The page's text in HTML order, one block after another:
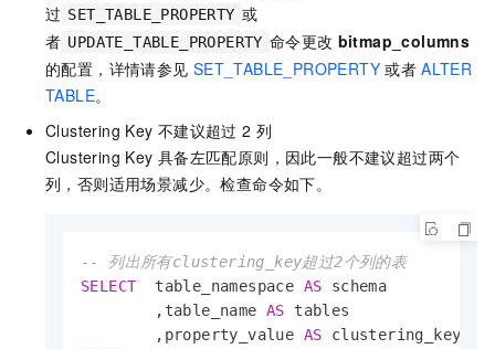
过 SET_TABLE_PROPERTY 或
者 UPDATE_TABLE_PROPERTY 命令更改 bitmap_columns
的配置，详情请参见 SET_TABLE_PROPERTY 或者 ALTER
TABLE。
Clustering Key 不建议超过 2 列
Clustering Key 具备左匹配原则，因此一般不建议超过两个
列，否则适用场景减少。检查命令如下。
-- 列出所有clustering_key超过2个列的表
SELECT
  table_namespace
AS schema
        ,table_name
AS tables
        ,property_value
AS